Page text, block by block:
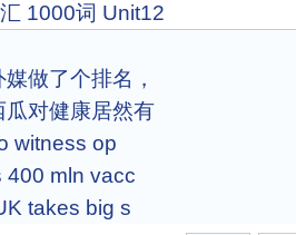
1000词 Unit12
做了个排名，
对健康居然有
witness op
400 mln vacc
takes big s